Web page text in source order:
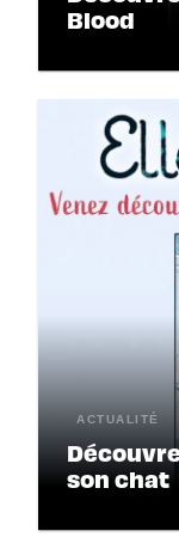
Blood
ACTUALITÉ
son chat